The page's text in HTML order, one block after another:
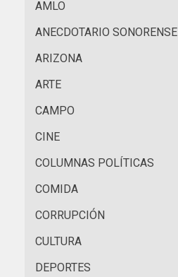
AMLO
ANECDOTARIO SONORENSE
ARIZONA
ARTE
CAMPO
CINE
COLUMNAS POLÍTICAS
COMIDA
CORRUPCIÓN
CULTURA
DEPORTES